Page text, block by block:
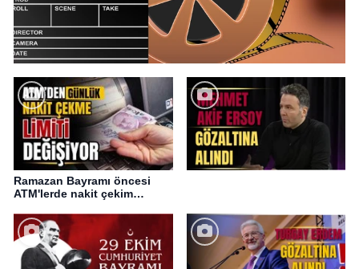
Ramazan Bayramı öncesi
ATM'lerde nakit çekim